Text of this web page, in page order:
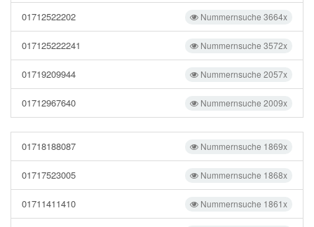
Nummernsuche 3664x
01712522202
Nummernsuche 3572x
017125222241
Nummernsuche 2057x
01719209944
Nummernsuche 2009x
01712967640
Nummernsuche 1869x
01718188087
Nummernsuche 1868x
01717523005
Nummernsuche 1861x
01711411410